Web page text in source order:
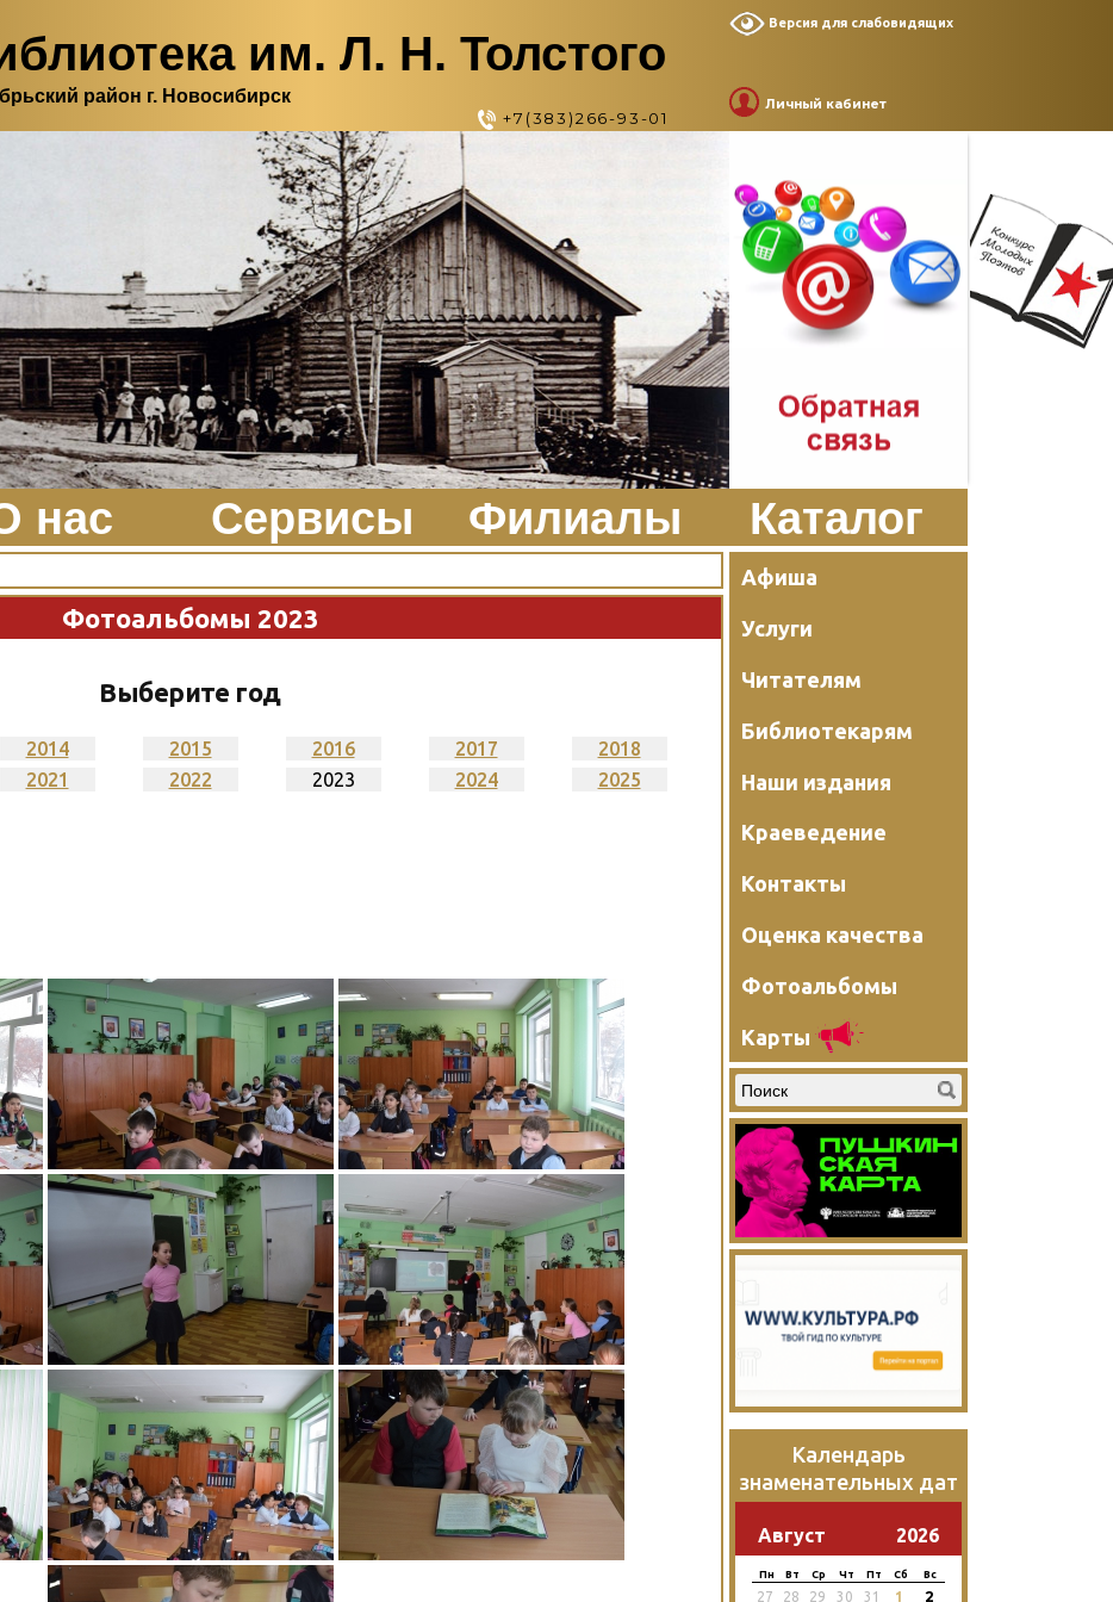
им. Л. Н. Толстого
район г. Новосибирск
+7(383)266-93-01
Версия для слабовидящих
Личный кабинет
нас Сервисы Филиалы Каталог
Фотоальбомы 2023
Выберите год
2014 2015 2016 2017
2018
2021 2022 2023 2024 2025
Афиша
Услуги
Читателям
Библиотекарям
Наши издания
Краеведение
Контакты
Оценка качества
Фотоальбомы
Карты
Календарь
знаменательных дат
Август 2026
Пн Вт Ср Чт Пт Сб Вс
27 28 29 30 31 1 2